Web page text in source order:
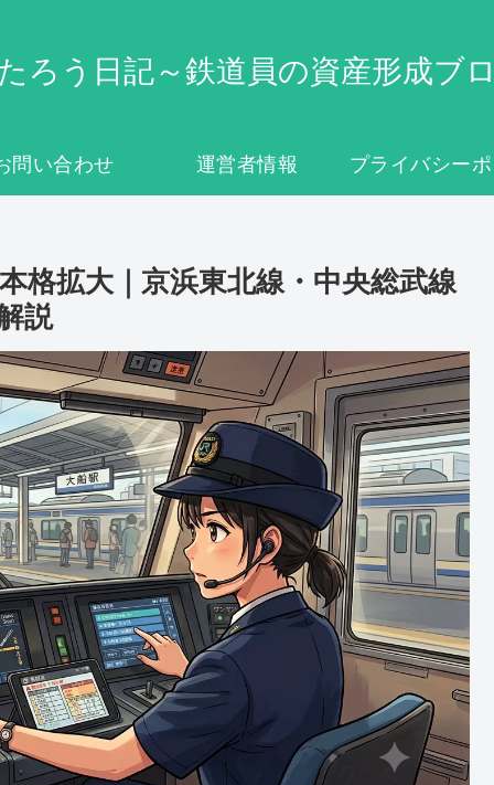
ろう日記～鉄道員の資産形成ブ
問い合わせ 運営者情報 プライバシー
格拡大｜京浜東北線・中央総武線
説